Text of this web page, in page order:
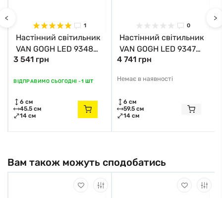
<
1
Настінний світильник
VAN GOGH LED 9348
Nowodvorski
3 541 грн
ВІДПРАВИМО СЬОГОДНІ -1 ШТ
6 см
45.5 см
14 см
0
Настінний світильник
VAN GOGH LED 9347
Nowodvorski
4 741 грн
Немає в наявності
6 см
59.5 см
14 см
>
Вам також можуть сподобатись